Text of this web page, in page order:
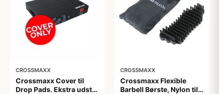
CROSSMAXX
Crossmaxx Cover til
Drop Pads. Ekstra udstyr
CROSSMAXX
Crossmaxx Flexible
Barbell Børste, Nylon til